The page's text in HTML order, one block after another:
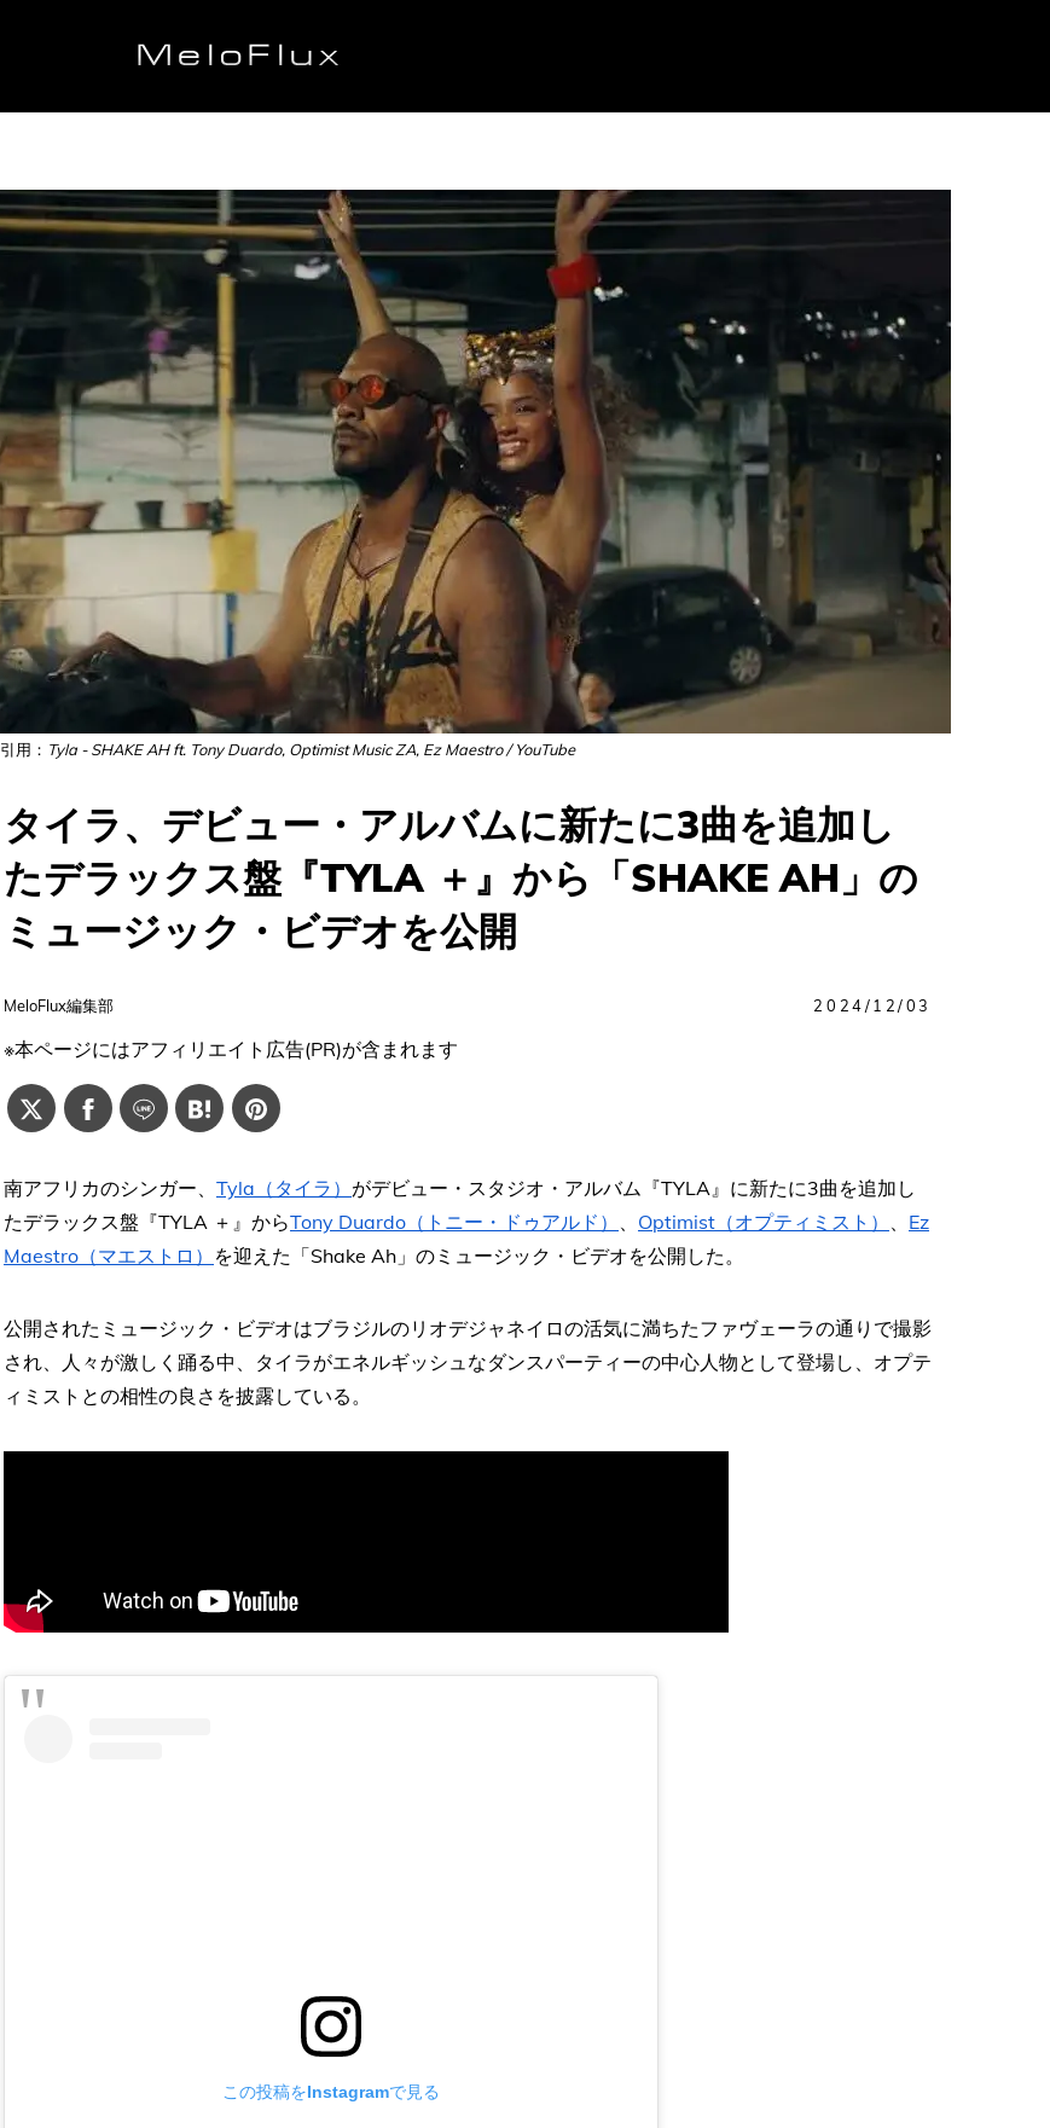
引用： Tyla - SHAKE AH ft. Tony Duardo, Optimist Music ZA, Ez Maestro / YouTube
タイラ、デビュー・アルバムに新たに3曲を追加し
たデラックス盤『TYLA ＋』から「SHAKE AH」の
ミュージック・ビデオを公開
MeloFlux編集部 2024/12/03
※本ページにはアフィリエイト広告(PR)が含まれます
南アフリカのシンガー、 Tyla（タイラ） がデビュー・スタジオ・アルバム『TYLA』に新たに3曲を追加し
たデラックス盤『TYLA ＋』からTony Duardo（トニー・ドゥアルド） Optimist（オプティミスト）
Ez
Maestro（マエストロ） を迎えた「Shake Ah」のミュージック・ビデオを公開した。
公開されたミュージック・ビデオはブラジルのリオデジャネイロの活気に満ちたファヴェーラの通りで撮影
され、人々が激しく踊る中、タイラがエネルギッシュなダンスパーティーの中心人物として登場し、オプテ
ィミストとの相性の良さを披露している。
この投稿をInstagramで見る